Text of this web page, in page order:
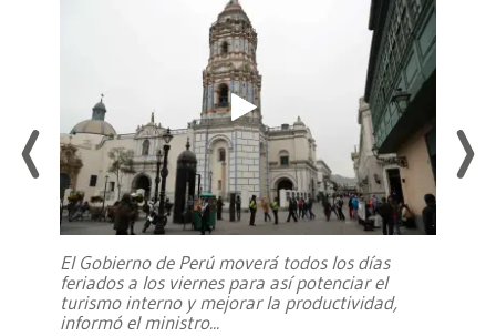
El Gobierno de Perú moverá todos los días
feriados a los viernes para así potenciar el
turismo interno y mejorar la productividad,
informó el ministro...